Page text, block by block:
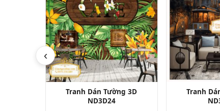
‹
Tranh Dán Tường 3D
ND3D10
Tranh Dán